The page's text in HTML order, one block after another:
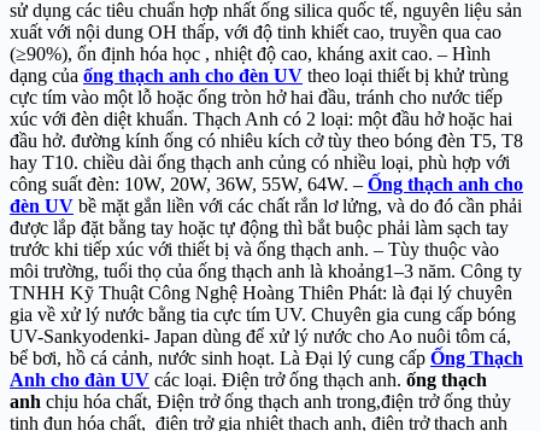
sử dụng các tiêu chuẩn hợp nhất ống silica quốc tế, nguyên liệu sản
xuất với nội dung OH thấp, với độ tinh khiết cao, truyền qua cao
(≥90%), ổn định hóa học , nhiệt độ cao, kháng axit cao. – Hình
dạng của ống thạch anh cho đèn UV theo loại thiết bị khử trùng
cực tím vào một lỗ hoặc ống tròn hở hai đầu, tránh cho nước tiếp
xúc với đèn diệt khuẩn. Thạch Anh có 2 loại: một đầu hở hoặc hai
đầu hở. đường kính ống có nhiêu kích cở tùy theo bóng đèn T5, T8
hay T10. chiều dài ống thạch anh củng có nhiều loại, phù hợp với
công suất đèn: 10W, 20W, 36W, 55W, 64W. – Ống thạch anh cho
đèn UV bề mặt gắn liền với các chất rắn lơ lửng, và do đó cần phải
được lắp đặt bằng tay hoặc tự động thì bắt buộc phải làm sạch tay
trước khi tiếp xúc với thiết bị và ống thạch anh. – Tùy thuộc vào
môi trường, tuổi thọ của ống thạch anh là khoảng1–3 năm. Công ty
TNHH Kỹ Thuật Công Nghệ Hoàng Thiên Phát: là đại lý chuyên
gia về xử lý nước bằng tia cực tím UV. Chuyên gia cung cấp bóng
UV-Sankyodenki- Japan dùng để xử lý nước cho Ao nuôi tôm cá,
bể bơi, hồ cá cảnh, nước sinh hoạt. Là Đại lý cung cấp Ống Thạch
Anh cho đàn UV các loại. Điện trở ống thạch anh. ống thạch
anh chịu hóa chất, Điện trở ống thạch anh trong,điện trở ống thủy
tinh đun hóa chất, điện trở gia nhiệt thạch anh, điên trở thạch anh